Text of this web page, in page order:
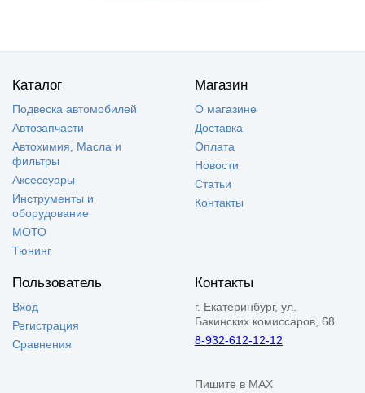
Каталог
Подвеска автомобилей
Автозапчасти
Автохимия, Масла и
фильтры
Аксессуары
Инструменты и
оборудование
МОТО
Тюнинг
Магазин
О магазине
Доставка
Оплата
Новости
Статьи
Контакты
Пользователь
Вход
Регистрация
Сравнения
Контакты
г. Екатеринбург, ул.
Бакинских комиссаров, 68
8-932-612-12-12
Пишите в MAX